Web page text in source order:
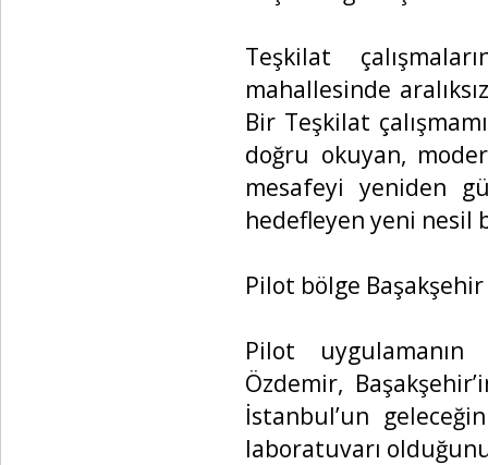
Teşkilat
mahallesinde
Bir Teşkilat
doğru okuyan,
mesafeyi yeniden
hedefleyen yeni nesil
Pilot bölge Başakşehir
Pilot uygulamanın
Özdemir,
İstanbul’un
laboratuvarı